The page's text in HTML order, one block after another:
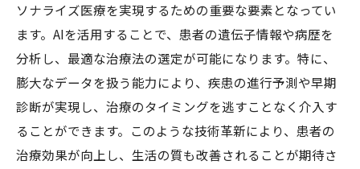
難病治療専門の最前線で見える新たな希望
患者に新たな希望をもたらす治療事例
治療改善に向けた最新研究報告
患者参加型の治療開発の重要性
希望を生む治療法の開発プロセス
ソナライズ医療を実現するための重要な要素となってい
ます。AIを活用することで、患者の遺伝子情報や病歴を
分析し、最適な治療法の選定が可能になります。特に、
膨大なデータを扱う能力により、疾患の進行予測や早期
診断が実現し、治療のタイミングを逃すことなく介入す
ることができます。このような技術革新により、患者の
治療効果が向上し、生活の質も改善されることが期待さ